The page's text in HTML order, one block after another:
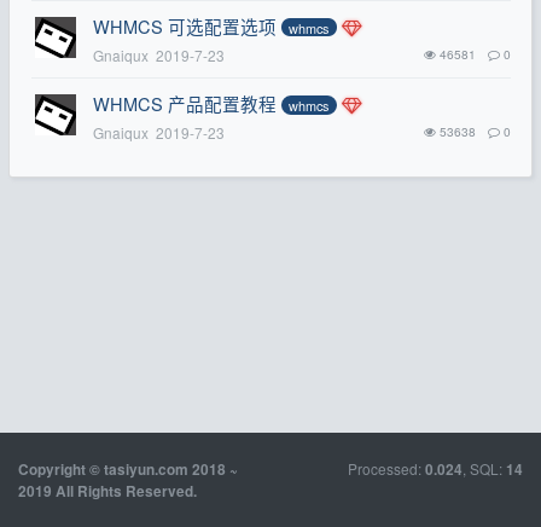
WHMCS 可选配置选项 whmcs
Gnaiqux 2019-7-23 46581 0
WHMCS 产品配置教程 whmcs
Gnaiqux 2019-7-23 53638 0
Copyright © tasiyun.com 2018 ~
2019 All Rights Reserved.
Processed: 0.024 , SQL: 14